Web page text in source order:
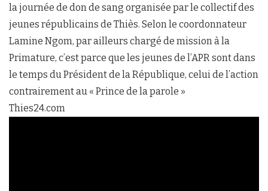
la journée de don de sang organisée par le collectif des
jeunes républicains de Thiès. Selon le coordonnateur
Lamine Ngom, par ailleurs chargé de mission à la
Primature, c’est parce que les jeunes de l’APR sont dans
le temps du Président de la République, celui de l’action
contrairement au « Prince de la parole »
Thies24.com